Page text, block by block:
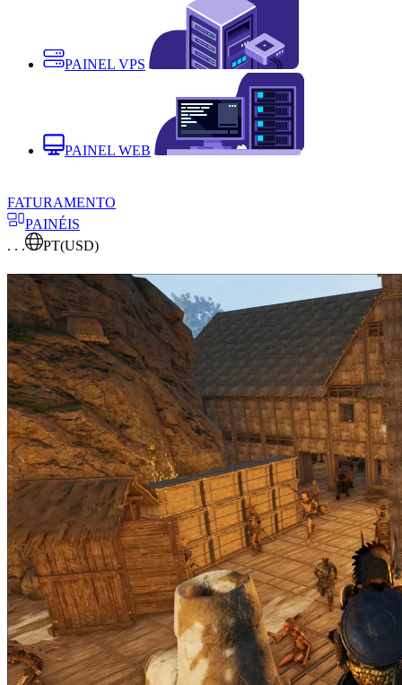
PAINEL VPS
PAINEL WEB
FATURAMENTO
PAINÉIS
. . .
PT(USD)